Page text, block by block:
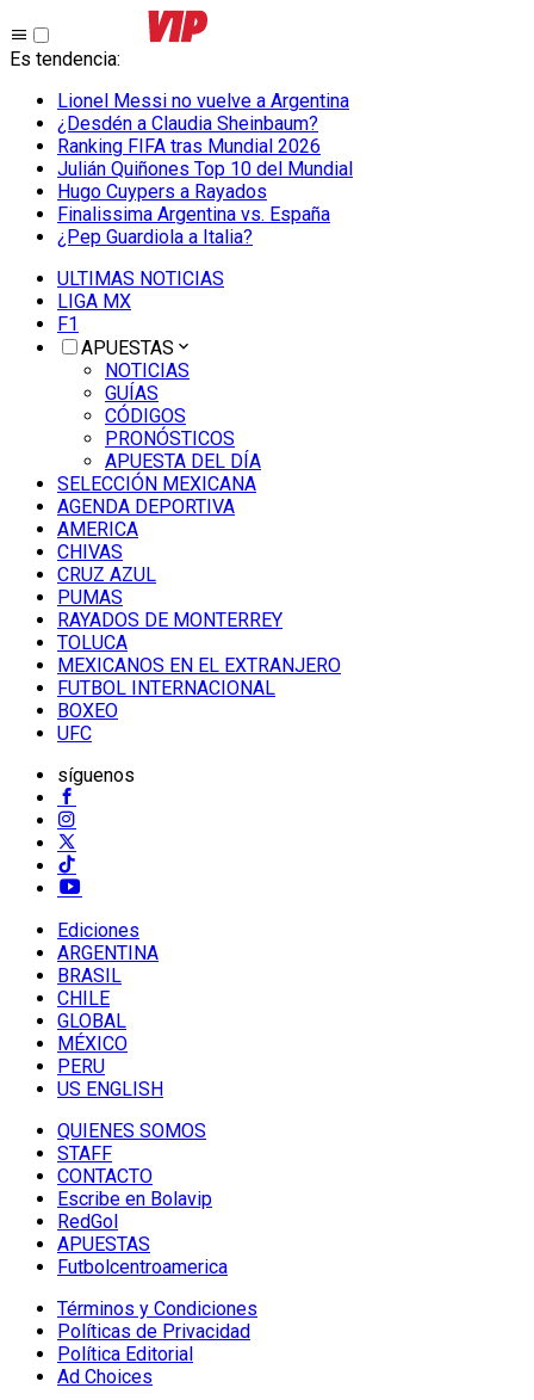
Es tendencia:
Lionel Messi no vuelve a Argentina
¿Desdén a Claudia Sheinbaum?
Ranking FIFA tras Mundial 2026
Julián Quiñones Top 10 del Mundial
Hugo Cuypers a Rayados
Finalissima Argentina vs. España
¿Pep Guardiola a Italia?
ULTIMAS NOTICIAS
LIGA MX
F1
APUESTAS
NOTICIAS
GUÍAS
CÓDIGOS
PRONÓSTICOS
APUESTA DEL DÍA
SELECCIÓN MEXICANA
AGENDA DEPORTIVA
AMERICA
CHIVAS
CRUZ AZUL
PUMAS
RAYADOS DE MONTERREY
TOLUCA
MEXICANOS EN EL EXTRANJERO
FUTBOL INTERNACIONAL
BOXEO
UFC
síguenos
Ediciones
ARGENTINA
BRASIL
CHILE
GLOBAL
MÉXICO
PERU
US ENGLISH
QUIENES SOMOS
STAFF
CONTACTO
Escribe en Bolavip
RedGol
APUESTAS
Futbolcentroamerica
Términos y Condiciones
Políticas de Privacidad
Política Editorial
Ad Choices